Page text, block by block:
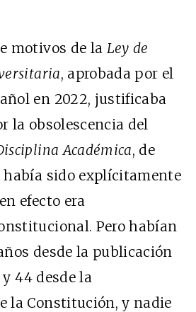
motivos de la Ley de
, aprobada por el
en 2022, justificaba
la obsolescencia del
Académica, de
había sido explícitamente
efecto era
Pero habían
desde la publicación
y 44 desde la
la Constitución, y nadie